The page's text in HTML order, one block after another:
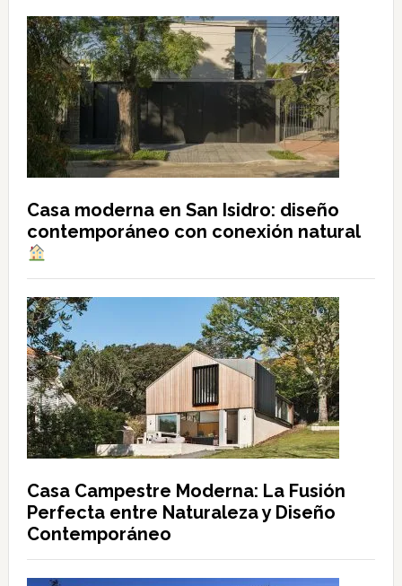
Casa moderna en San Isidro: diseño
contemporáneo con conexión natural
Casa Campestre Moderna: La Fusión
Perfecta entre Naturaleza y Diseño
Contemporáneo